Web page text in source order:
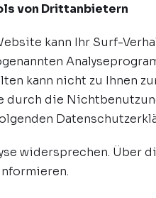
von Drittanbietern
kann Ihr Surf-
kann nicht zu Ihnen
durch die
widersprechen.